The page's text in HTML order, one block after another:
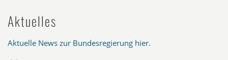
Aktuelles
Aktuelle News zur Bundesregierung hier.